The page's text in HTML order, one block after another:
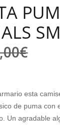
€El
era:
El
es:
esta
de puma con
Un agradable